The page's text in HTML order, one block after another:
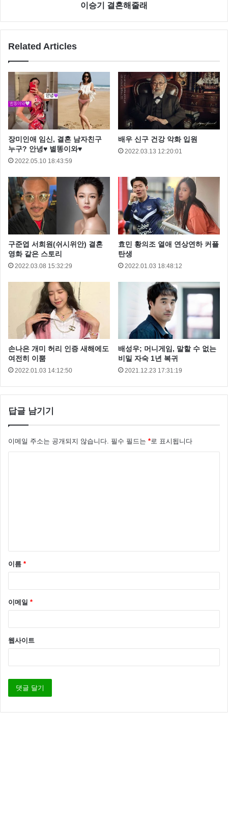
이승기 결혼해줄래
Related Articles
장미인애 임신, 결혼 남자친구
누구? 안녕♥ 별똥이와♥
2022.05.10 18:43:59
배우 신구 건강 악화 입원
2022.03.13 12:20:01
구준엽 서희원(쉬시위안) 결혼
영화 같은 스토리
2022.03.08 15:32:29
효민 황의조 열애 연상연하 커플
탄생
2022.01.03 18:48:12
손나은 개미 허리 인증 새해에도
여전히 이뿜
2022.01.03 14:12:50
배성우; 머니게임, 말할 수 없는
비밀 자숙 1년 복귀
2021.12.23 17:31:19
답글 남기기
이메일 주소는 공개되지 않습니다. 필수 필드는 *로 표시됩니다
이름 *
이메일 *
웹사이트